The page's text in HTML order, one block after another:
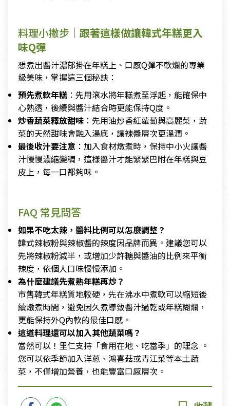
料理小撇步 ｜跟著這樣做讓韓式年糕更入
味Q彈
想煮出醬汁濃郁掛在年糕上、口感Q彈不軟爛的專業
級美味，掌握這三個秘訣：
預先煮軟年糕 ：先用滾水將年糕煮至浮起，能確保中
心熟透，後續與醬汁結合時更能保持Q度。
炒香蔬菜釋放甜味 ：先用油炒香紅蘿蔔與高麗菜，蔬
菜的天然甜味會融入湯底，讓辣醬層次更溫潤。
最後收汁要注意 ：加入食材燉煮時，保持中小火讓醬
汁慢慢濃縮變稠，這樣醬汁才能緊緊巴附在年糕與豆
皮上，每一口都夠味。
FAQ 常見問答
如果不吃太辣，醬料比例可以怎麼調整？
韓式辣椒粉與辣椒醬的辣度因品牌而異。建議您可以
先將辣椒粉減半，或增加少許糖與醬油的比例來平衡
辣度，依個人口味慢慢添加。
為什麼建議先煮熟年糕再炒？
市售韓式年糕質地較硬，先在沸水中煮軟可以縮短後
續燉煮時間，避免因久煮導致醬汁過乾或年糕糊爛，
更能保持外Q內軟的最佳口感。
這道料理還可以加入其他蔬菜嗎？
當然可以！里仁支持「食用在地、吃當季」的理念 。
您可以依季節加入洋蔥、鴻喜菇或青江菜等本土蔬
菜，不僅增加營養，也能豐富口感層次。